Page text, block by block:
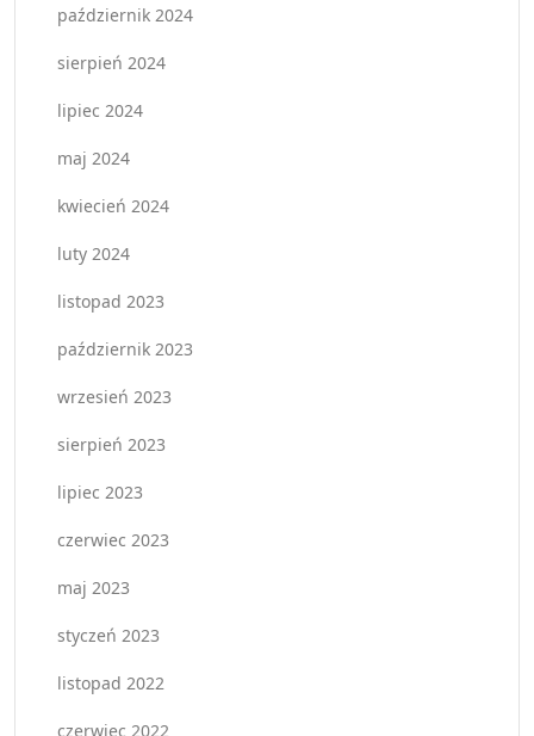
październik 2024
sierpień 2024
lipiec 2024
maj 2024
kwiecień 2024
luty 2024
listopad 2023
październik 2023
wrzesień 2023
sierpień 2023
lipiec 2023
czerwiec 2023
maj 2023
styczeń 2023
listopad 2022
czerwiec 2022